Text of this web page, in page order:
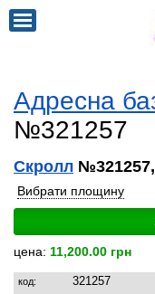
Адресна
№321257
Скролл
Вибрати площину
цена: 11,200.00 грн
код: 321257